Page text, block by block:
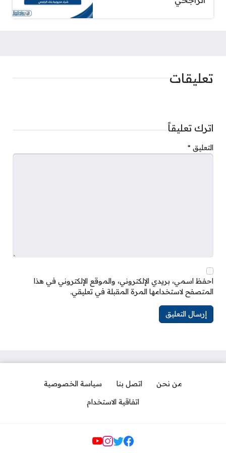
تعليقات
اترك تعليقاً
التعليق *
احفظ اسمي، بريدي الإلكتروني، والموقع الإلكتروني في هذا
المتصفح لاستخدامها المرة المقبلة في تعليقي.
من نحن اتصل بنا
سياسة الخصوصية
اتفاقية الاستخدام
مواقع التواصل